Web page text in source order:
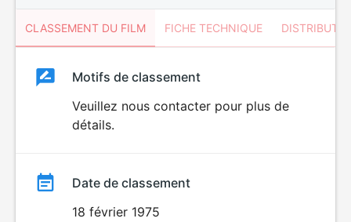
CLASSEMENT DU FILM FICHE TECHNIQUE
ClassementClassement
Motifs de classement
Veuillez nous contacter pour plus de
détails.
Date de classement
18 février 1975